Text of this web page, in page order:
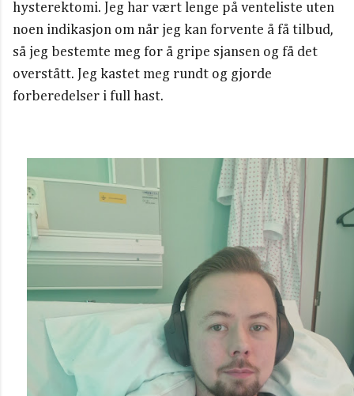
hysterektomi. Jeg har vært lenge på venteliste uten
noen indikasjon om når jeg kan forvente å få tilbud,
så jeg bestemte meg for å gripe sjansen og få det
overstått. Jeg kastet meg rundt og gjorde
forberedelser i full hast.